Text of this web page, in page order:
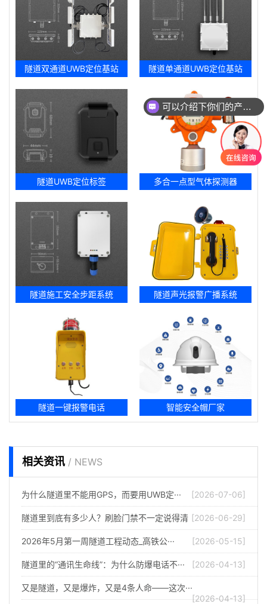
隧道双通道UWB定位基站 隧道单通道UWB定位基站
隧道UWB定位标签 多合一点型气体探测器
隧道施工安全步距系统 隧道声光报警广播系统
隧道一键报警电话 智能安全帽厂家
相关资讯 / NEWS
为什么隧道里不能用GPS，而要用UWB定··· [2026-07-06]
隧道里到底有多少人？刷脸门禁不一定说得清 [2026-06-29]
2026年5月第一周隧道工程动态_高铁公··· [2026-05-15]
隧道里的“通讯生命线”：为什么防爆电话不··· [2026-04-13]
又是隧道，又是爆炸，又是4条人命——这次···
[2026-04-13]
可以介绍下你们的产品么